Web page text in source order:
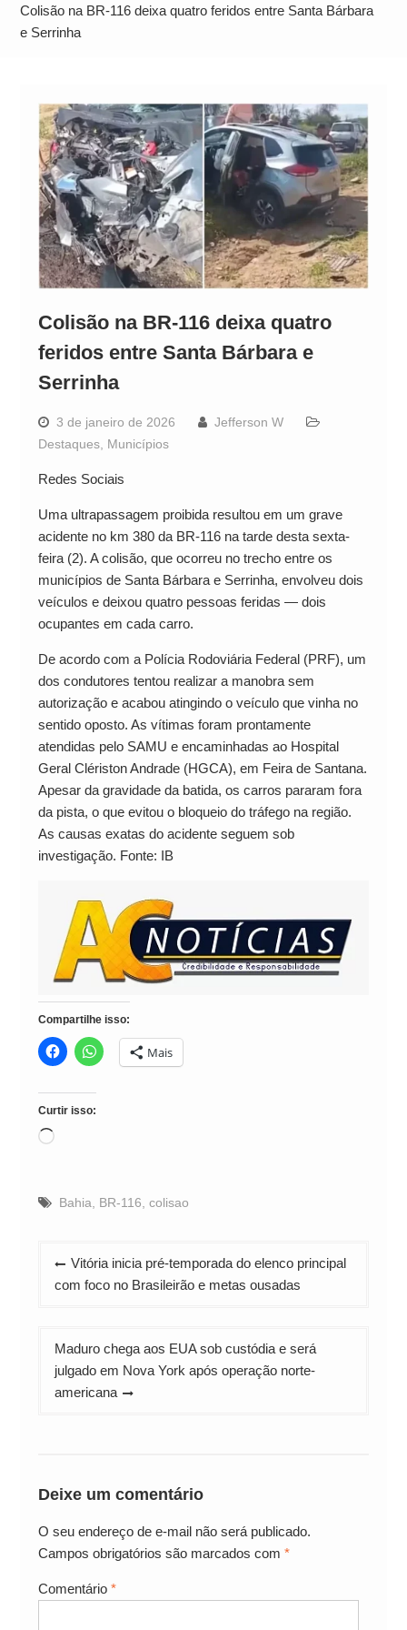
Neymar Chama Santos de “Esquisito” após
Vazamentos e Expõe Dívida de R$ 80 Milhões
Colisão na BR-116 deixa quatro feridos entre Santa Bárbara
e Serrinha
Colisão na BR-116 deixa quatro
feridos entre Santa Bárbara e
Serrinha
3 de janeiro de 2026
Jefferson W
Destaques, Municípios
Redes Sociais
Uma ultrapassagem proibida resultou em um grave
acidente no km 380 da BR-116 na tarde desta sexta-
feira (2). A colisão, que ocorreu no trecho entre os
municípios de Santa Bárbara e Serrinha, envolveu dois
veículos e deixou quatro pessoas feridas — dois
ocupantes em cada carro.
De acordo com a Polícia Rodoviária Federal (PRF), um
dos condutores tentou realizar a manobra sem
autorização e acabou atingindo o veículo que vinha no
sentido oposto. As vítimas foram prontamente
atendidas pelo SAMU e encaminhadas ao Hospital
Geral Clériston Andrade (HGCA), em Feira de Santana.
Apesar da gravidade da batida, os carros pararam fora
da pista, o que evitou o bloqueio do tráfego na região.
As causas exatas do acidente seguem sob
investigação. Fonte: IB
Compartilhe isso:
Mais
Curtir isso:
Carregando...
Bahia BR-116 colisao
Navegação
de
Vitória inicia pré-temporada do elenco principal
com foco no Brasileirão e metas ousadas
Maduro chega aos EUA sob custódia e será
julgado em Nova York após operação norte-
americana
Deixe um comentário
O seu endereço de e-mail não será publicado.
Campos obrigatórios são marcados com *
Comentário *